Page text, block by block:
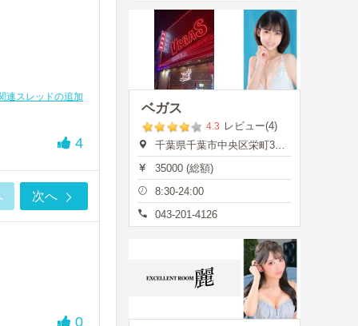
連スレッドの追加
4
次へ
0
ベガス
4.3 レビュー(4)
千葉県千葉市中央区栄町35-7
35000 (総額)
8:30-24:00
043-201-4126